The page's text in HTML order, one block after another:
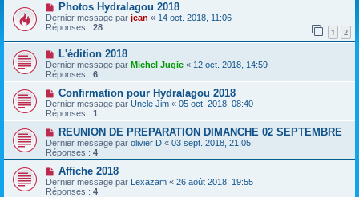
Photos Hydralagou 2018
Dernier message par jean « 14 oct. 2018, 11:06
Réponses : 28 1 2
L'édition 2018
Dernier message par Michel Jugie « 12 oct. 2018, 14:59
Réponses : 6
Confirmation pour Hydralagou 2018
Dernier message par Uncle Jim « 05 oct. 2018, 08:40
Réponses : 1
REUNION DE PREPARATION DIMANCHE 02 SEPTEMBRE
Dernier message par olivier D « 03 sept. 2018, 21:05
Réponses : 4
Affiche 2018
Dernier message par Lexazam « 26 août 2018, 19:55
Réponses : 4